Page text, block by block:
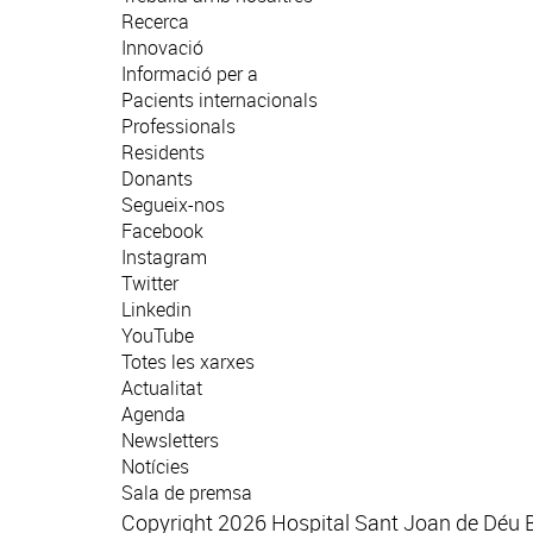
Recerca
Innovació
Informació per a
Pacients internacionals
Professionals
Residents
Donants
Segueix-nos
Facebook
Instagram
Twitter
Linkedin
YouTube
Totes les xarxes
Actualitat
Agenda
Newsletters
Notícies
Sala de premsa
Copyright 2026 Hospital Sant Joan de Déu